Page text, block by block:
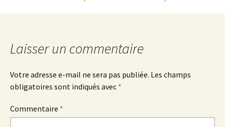
des
articles
Laisser un commentaire
Votre adresse e-mail ne sera pas publiée. Les champs
obligatoires sont indiqués avec *
Commentaire *